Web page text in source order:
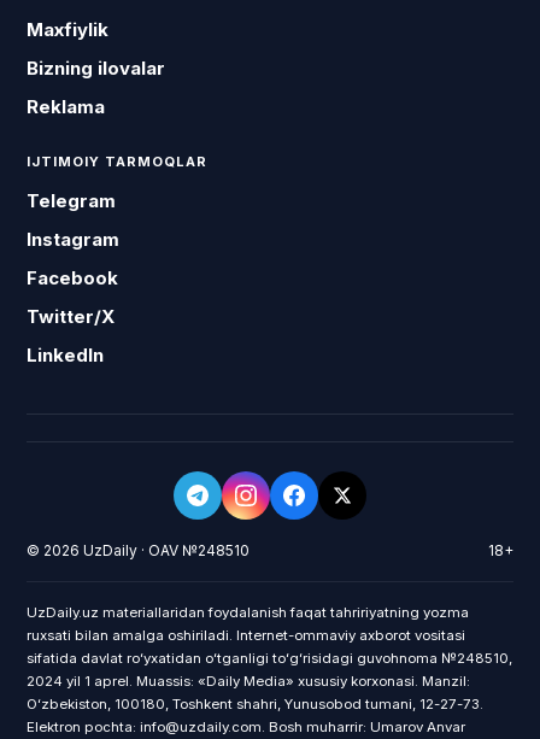
Maxfiylik
Bizning ilovalar
Reklama
IJTIMOIY TARMOQLAR
Telegram
Instagram
Facebook
Twitter/X
LinkedIn
© 2026 UzDaily · OAV №248510 18+
UzDaily.uz materiallaridan foydalanish faqat tahririyatning yozma
ruxsati bilan amalga oshiriladi. Internet-ommaviy axborot vositasi
sifatida davlat roʻyxatidan oʻtganligi toʻgʻrisidagi guvohnoma №248510,
2024 yil 1 aprel. Muassis: «Daily Media» xususiy korxonasi. Manzil:
Oʻzbekiston, 100180, Toshkent shahri, Yunusobod tumani, 12-27-73.
Elektron pochta: info@uzdaily.com. Bosh muharrir: Umarov Anvar